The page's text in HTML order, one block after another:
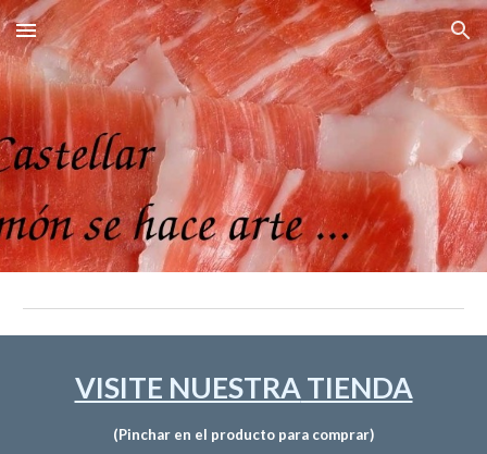
Skip to main content Skip to navigation
VISITE NUESTRATIENDA
(Pinchar en el producto para comprar)